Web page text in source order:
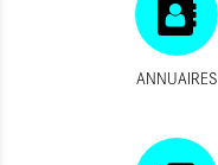
ANNUAIRES